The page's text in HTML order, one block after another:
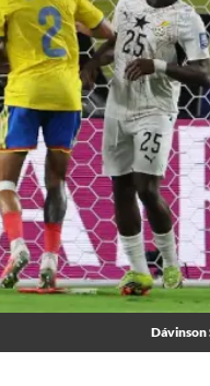
Dávinson